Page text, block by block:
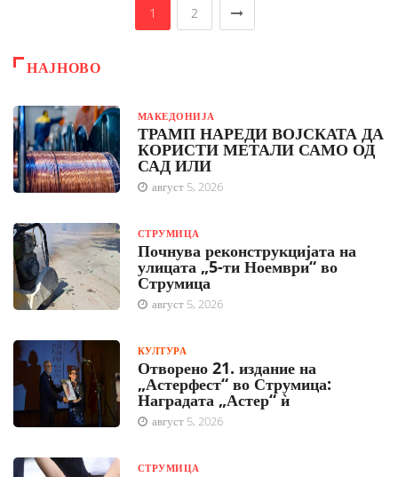
1 2
НАЈНОВО
МАКЕДОНИЈА
ТРАМП НАРЕДИ ВОЈСКАТА ДА
КОРИСТИ МЕТАЛИ САМО ОД
САД ИЛИ
август 5, 2026
СТРУМИЦА
Почнува реконструкцијата на
улицата „5-ти Ноември“ во
Струмица
август 5, 2026
КУЛТУРА
Отворено 21. издание на
„Астерфест“ во Струмица:
Наградата „Астер“ ѝ
август 5, 2026
СТРУМИЦА